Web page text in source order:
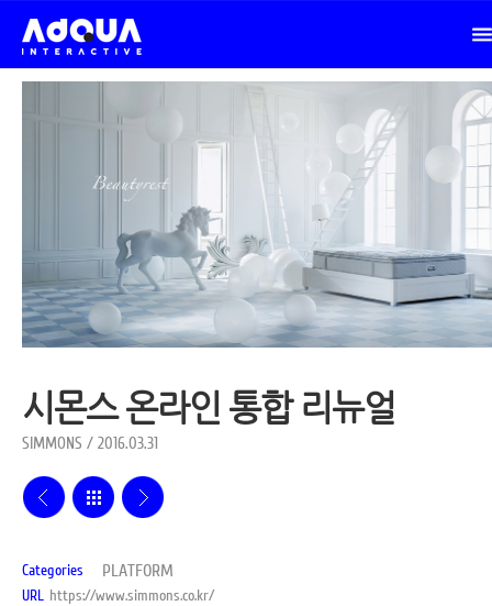
시몬스 온라인 통합 리뉴얼
SIMMONS / 2016.03.31
Categories PLATFORM
URL https://www.simmons.co.kr/